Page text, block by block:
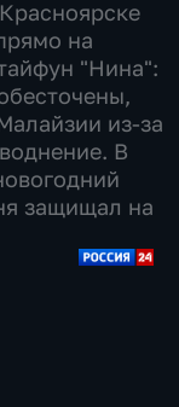
на
"Нина":
из-за
В
защищал на